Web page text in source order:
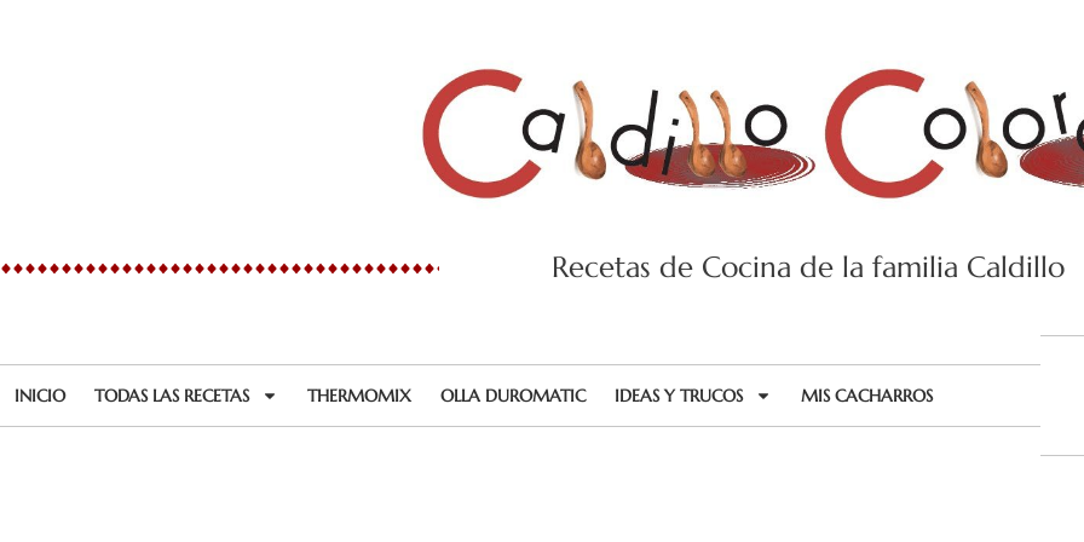
Recetas de Cocina de la familia Caldillo
INICIO TODAS LAS RECETAS THERMOMIX OLLA DUROMATIC IDEAS Y TRUCOS MIS CACHARROS